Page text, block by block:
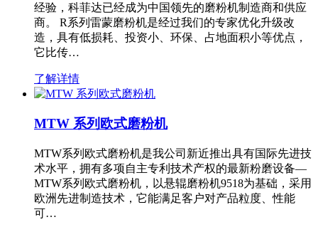
经验，科菲达已经成为中国领先的磨粉机制造商和供应
商。 R系列雷蒙磨粉机是经过我们的专家优化升级改
造，具有低损耗、投资小、环保、占地面积小等优点，
它比传…
了解详情
MTW 系列欧式磨粉机
MTW系列欧式磨粉机是我公司新近推出具有国际先进技
术水平，拥有多项自主专利技术产权的最新粉磨设备—
MTW系列欧式磨粉机，以悬辊磨粉机9518为基础，采用
欧洲先进制造技术，它能满足客户对产品粒度、性能
可…